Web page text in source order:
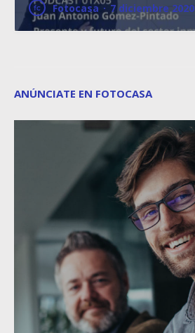
Fotocasa · 7 diciembre 2020
ANÚNCIATE EN FOTOCASA